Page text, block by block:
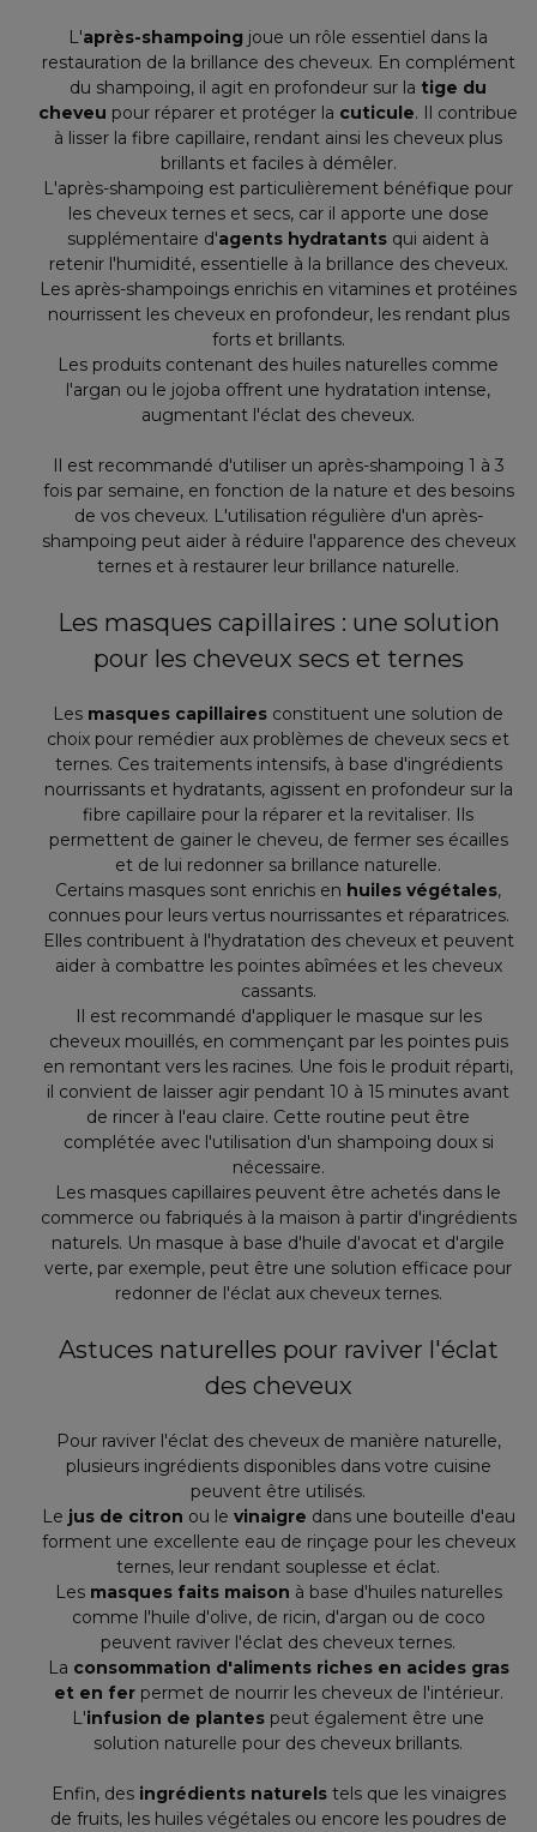
L'après-shampoing joue un rôle essentiel dans la
restauration de la brillance des cheveux. En complément
du shampoing, il agit en profondeur sur la tige du
cheveu pour réparer et protéger la cuticule. Il contribue
à lisser la fibre capillaire, rendant ainsi les cheveux plus
brillants et faciles à démêler.
L'après-shampoing est particulièrement bénéfique pour
les cheveux ternes et secs, car il apporte une dose
supplémentaire d'agents hydratants qui aident à
retenir l'humidité, essentielle à la brillance des cheveux.
Les après-shampoings enrichis en vitamines et protéines
nourrissent les cheveux en profondeur, les rendant plus
forts et brillants.
Les produits contenant des huiles naturelles comme
l'argan ou le jojoba offrent une hydratation intense,
augmentant l'éclat des cheveux.
Il est recommandé d'utiliser un après-shampoing 1 à 3
fois par semaine, en fonction de la nature et des besoins
de vos cheveux. L'utilisation régulière d'un après-
shampoing peut aider à réduire l'apparence des cheveux
ternes et à restaurer leur brillance naturelle.
Les masques capillaires : une solution
pour les cheveux secs et ternes
Les masques capillaires constituent une solution de
choix pour remédier aux problèmes de cheveux secs et
ternes. Ces traitements intensifs, à base d'ingrédients
nourrissants et hydratants, agissent en profondeur sur la
fibre capillaire pour la réparer et la revitaliser. Ils
permettent de gainer le cheveu, de fermer ses écailles
et de lui redonner sa brillance naturelle.
Certains masques sont enrichis en huiles végétales,
connues pour leurs vertus nourrissantes et réparatrices.
Elles contribuent à l'hydratation des cheveux et peuvent
aider à combattre les pointes abîmées et les cheveux
cassants.
Il est recommandé d'appliquer le masque sur les
cheveux mouillés, en commençant par les pointes puis
en remontant vers les racines. Une fois le produit réparti,
il convient de laisser agir pendant 10 à 15 minutes avant
de rincer à l'eau claire. Cette routine peut être
complétée avec l'utilisation d'un shampoing doux si
nécessaire.
Les masques capillaires peuvent être achetés dans le
commerce ou fabriqués à la maison à partir d'ingrédients
naturels. Un masque à base d'huile d'avocat et d'argile
verte, par exemple, peut être une solution efficace pour
redonner de l'éclat aux cheveux ternes.
Astuces naturelles pour raviver l'éclat
des cheveux
Pour raviver l'éclat des cheveux de manière naturelle,
plusieurs ingrédients disponibles dans votre cuisine
peuvent être utilisés.
Le jus de citron ou le vinaigre dans une bouteille d'eau
forment une excellente eau de rinçage pour les cheveux
ternes, leur rendant souplesse et éclat.
Les masques faits maison à base d'huiles naturelles
comme l'huile d'olive, de ricin, d'argan ou de coco
peuvent raviver l'éclat des cheveux ternes.
La consommation d'aliments riches en acides gras
et en ferpermet de nourrir les cheveux de l'intérieur.
L'infusion de plantes peut également être une
solution naturelle pour des cheveux brillants.
Enfin, des ingrédients naturelstels que les vinaigres
de fruits, les huiles végétales ou encore les poudres de